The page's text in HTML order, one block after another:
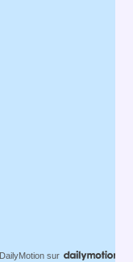
DailyMotion sur